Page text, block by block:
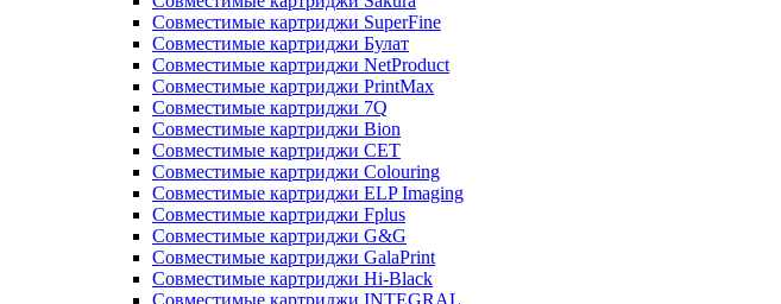
Совместимые картриджи SuperFine
Совместимые картриджи Булат
Совместимые картриджи NetProduct
Совместимые картриджи PrintMax
Совместимые картриджи 7Q
Совместимые картриджи Bion
Совместимые картриджи CET
Совместимые картриджи Colouring
Совместимые картриджи ELP Imaging
Совместимые картриджи Fplus
Совместимые картриджи G&G
Совместимые картриджи GalaPrint
Совместимые картриджи Hi-Black
Совместимые картриджи INTEGRAL